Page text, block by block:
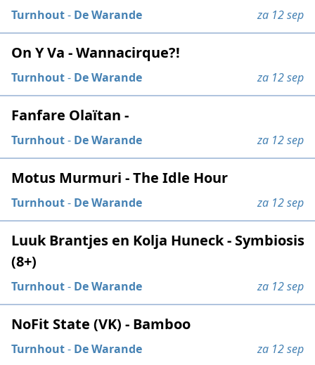
Turnhout- De Warande za 12 sep
On Y Va - Wannacirque?!
Turnhout- De Warande za 12 sep
Fanfare Olaïtan -
Turnhout- De Warande za 12 sep
Motus Murmuri - The Idle Hour
Turnhout- De Warande za 12 sep
Luuk Brantjes en Kolja Huneck - Symbiosis
(8+)
Turnhout- De Warande za 12 sep
NoFit State (VK) - Bamboo
Turnhout- De Warande za 12 sep